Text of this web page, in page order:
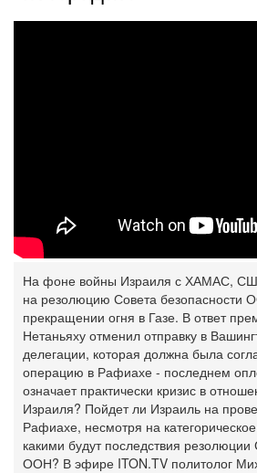
На фоне войны Израиля с ХАМАС,
на резолюцию Совета безопасности
прекращении огня в Газе. В ответ
Нетаньяху отменил отправку в
делегации, которая должна была
операцию в Рафиахе - последнем
означает практически кризис в
Израиля? Пойдет ли Израиль на
Рафиахе, несмотря на
какими будут последствия резолюции
ООН? В эфире ITON.TV политолог